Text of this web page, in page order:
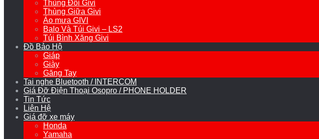
Thùng Đôi Givi
Thùng Giữa Givi
Áo mưa GIVI
Balo Và Túi Givi – LS2
Túi Bình Xăng Givi
Đồ Bảo Hộ
Giáp
Giày
Găng Tay
Tai nghe Bluetooth / INTERCOM
Giá Đỡ Điện Thoại Osopro / PHONE HOLDER
Tin Tức
Liên Hệ
Giá đỡ xe máy
Honda
Yamaha